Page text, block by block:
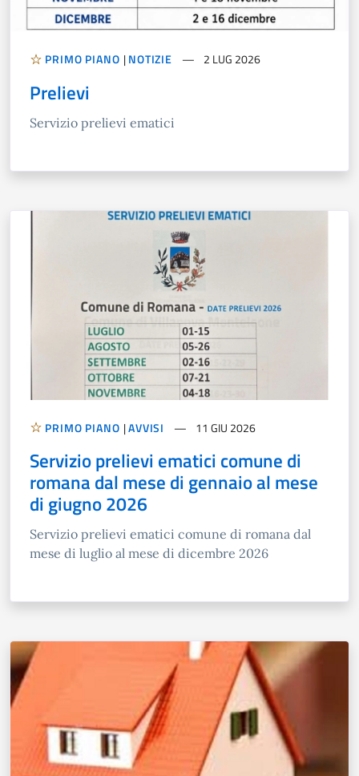
PRIMO PIANO |NOTIZIE 2 LUG 2026
Prelievi
Servizio prelievi ematici
PRIMO PIANO |AVVISI 11 GIU 2026
Servizio prelievi ematici comune di
romana dal mese di gennaio al mese
di giugno 2026
Servizio prelievi ematici comune di romana dal
mese di luglio al mese di dicembre 2026